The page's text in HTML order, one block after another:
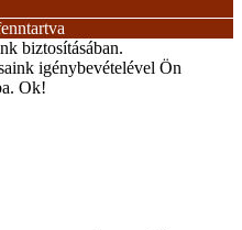
biztosításában.
igénybevételével Ön
Ok!